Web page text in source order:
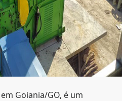
Goiania/GO, é um